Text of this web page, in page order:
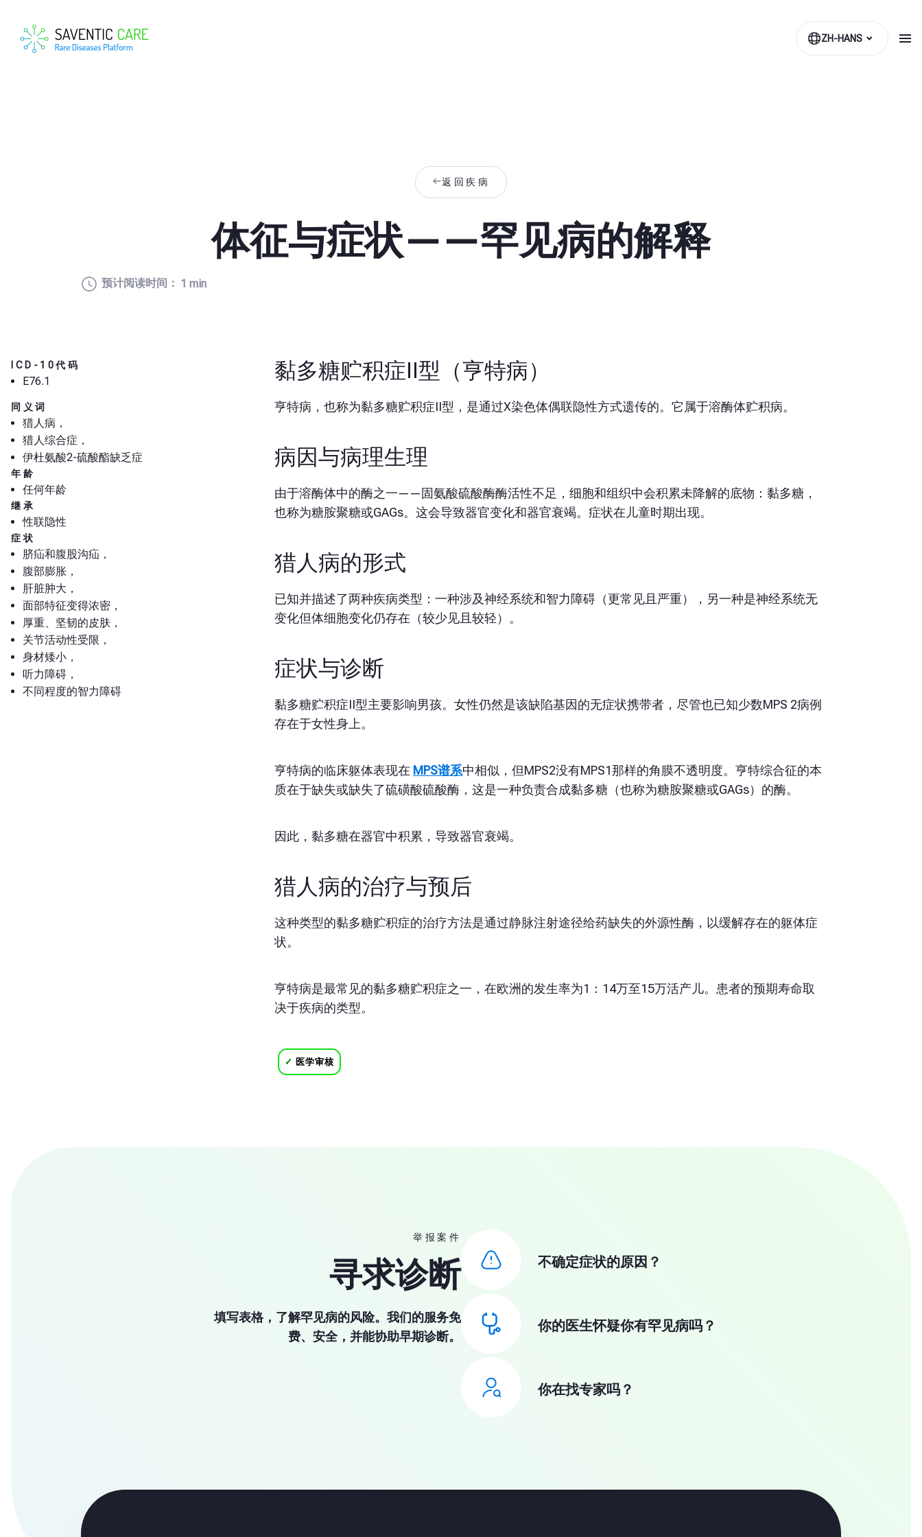
ZH-HANS
返回疾病
体征与症状——罕见病的解释
预计阅读时间： 1 min
ICD-10代码
E76.1
同义词
猎人病，
猎人综合症，
伊杜氨酸2-硫酸酯缺乏症
年龄
任何年龄
继承
性联隐性
症状
脐疝和腹股沟疝，
腹部膨胀，
肝脏肿大，
面部特征变得浓密，
厚重、坚韧的皮肤，
关节活动性受限，
身材矮小，
听力障碍，
不同程度的智力障碍
黏多糖贮积症II型（亨特病）
亨特病，也称为黏多糖贮积症II型，是通过X染色体偶联隐性方式遗传的。它属于溶酶体贮积病。
病因与病理生理
由于溶酶体中的酶之一——固氨酸硫酸酶酶活性不足，细胞和组织中会积累未降解的底物：黏多糖，
也称为糖胺聚糖或GAGs。这会导致器官变化和器官衰竭。症状在儿童时期出现。
猎人病的形式
已知并描述了两种疾病类型：一种涉及神经系统和智力障碍（更常见且严重），另一种是神经系统无
变化但体细胞变化仍存在（较少见且较轻）。
症状与诊断
黏多糖贮积症II型主要影响男孩。女性仍然是该缺陷基因的无症状携带者，尽管也已知少数MPS 2病例
存在于女性身上。
亨特病的临床躯体表现在 MPS谱系中相似，但MPS2没有MPS1那样的角膜不透明度。亨特综合征的本
质在于缺失或缺失了硫磺酸硫酸酶，这是一种负责合成黏多糖（也称为糖胺聚糖或GAGs）的酶。
因此，黏多糖在器官中积累，导致器官衰竭。
猎人病的治疗与预后
这种类型的黏多糖贮积症的治疗方法是通过静脉注射途径给药缺失的外源性酶，以缓解存在的躯体症
状。
亨特病是最常见的黏多糖贮积症之一，在欧洲的发生率为1：14万至15万活产儿。患者的预期寿命取
决于疾病的类型。
✓ 医学审核
举报案件
寻求诊断
填写表格，了解罕见病的风险。我们的服务免
费、安全，并能协助早期诊断。
不确定症状的原因？
你的医生怀疑你有罕见病吗？
你在找专家吗？